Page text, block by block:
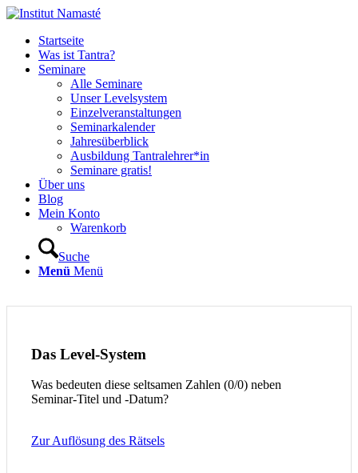
Startseite
Was ist Tantra?
Seminare
Alle Seminare
Unser Levelsystem
Einzelveranstaltungen
Seminarkalender
Jahresüberblick
Ausbildung Tantralehrer*in
Seminare gratis!
Über uns
Blog
Mein Konto
Warenkorb
Suche
Menü Menü
Das Level-System
Was bedeuten diese seltsamen Zahlen (0/0) neben
Seminar-Titel und -Datum?
Zur Auflösung des Rätsels